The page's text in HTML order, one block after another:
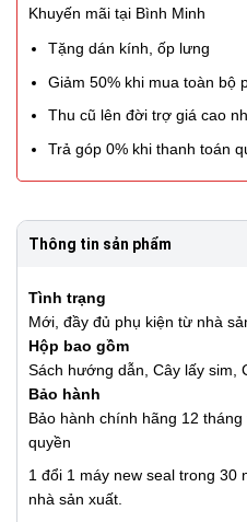
Khuyến mãi tại Bình Minh
Tặng dán kính, ốp lưng
Giảm 50% khi mua toàn bộ
Thu cũ lên đời trợ giá cao
Trả góp 0% khi thanh toán
Thông tin sản phẩm
Tình trạng
Mới, đầy đủ phụ kiện từ nhà
Hộp bao gồm
Sách hướng dẫn, Cây lấy sim,
Bảo hành
Bảo hành chính hãng 12
quyền
1 đổi 1 máy new seal trong 30
nhà sản xuất.